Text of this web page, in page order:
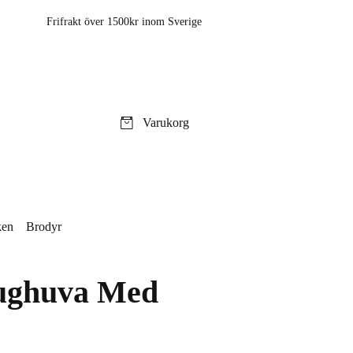
Frifrakt över 1500kr inom Sverige
Varukorg
Brodyr
Med